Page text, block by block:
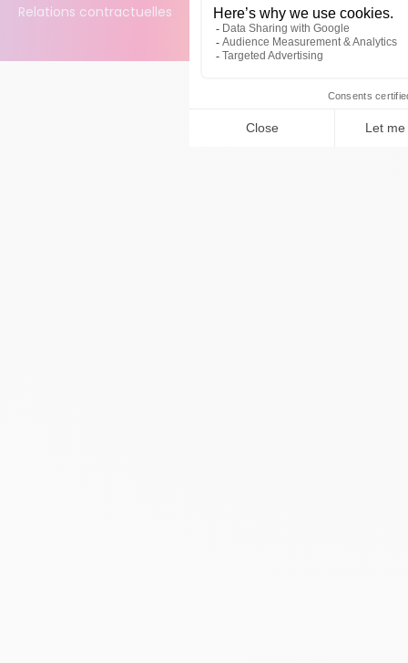
Relations contractuelles